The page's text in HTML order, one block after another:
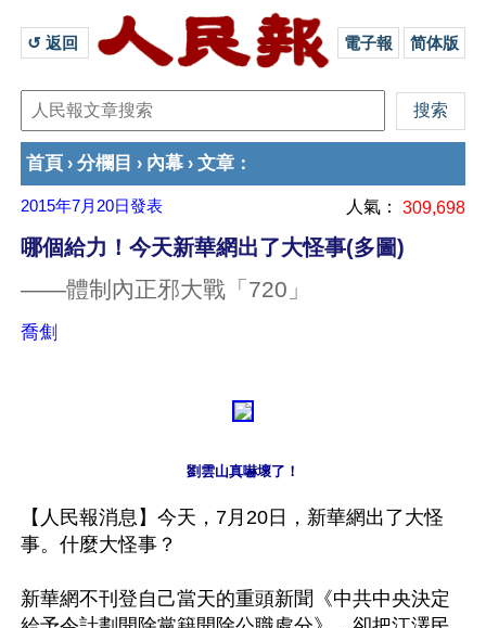
↺ 返回 電子報 简体版
首頁 › 分欄目 › 內幕 › 文章 ：
2015年7月20日發表 人氣： 309,698
哪個給力！今天新華網出了大怪事(多圖)
——體制內正邪大戰「720」
喬劁
劉雲山真嚇壞了！
【人民報消息】今天，7月20日，新華網出了大怪
事。什麼大怪事？
新華網不刊登自己當天的重頭新聞《中共中央決定